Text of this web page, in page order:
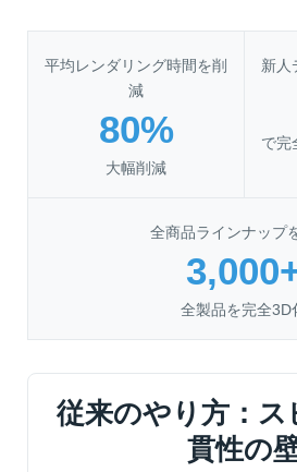
平均レンダリング時間を削
減
80%
大幅削減
新人
で完
全商品ラインナップ
全製品を完全3D
従来のやり方：ス
貫性の